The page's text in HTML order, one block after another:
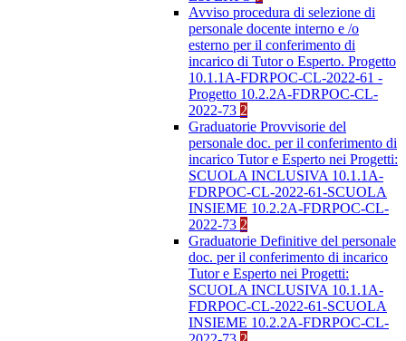
Avviso procedura di selezione di
personale docente interno e /o
esterno per il conferimento di
incarico di Tutor o Esperto. Progetto
10.1.1A-FDRPOC-CL-2022-61 -
Progetto 10.2.2A-FDRPOC-CL-
2022-73 2
Graduatorie Provvisorie del
personale doc. per il conferimento di
incarico Tutor e Esperto nei Progetti:
SCUOLA INCLUSIVA 10.1.1A-
FDRPOC-CL-2022-61-SCUOLA
INSIEME 10.2.2A-FDRPOC-CL-
2022-73 2
Graduatorie Definitive del personale
doc. per il conferimento di incarico
Tutor e Esperto nei Progetti:
SCUOLA INCLUSIVA 10.1.1A-
FDRPOC-CL-2022-61-SCUOLA
INSIEME 10.2.2A-FDRPOC-CL-